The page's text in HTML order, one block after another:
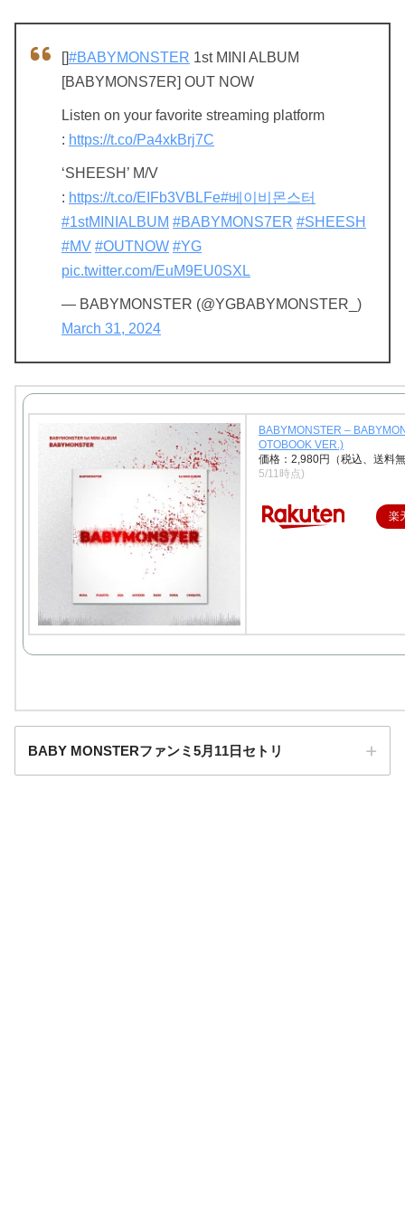
[]#BABYMONSTER 1st MINI ALBUM
[BABYMONS7ER] OUT NOW
Listen on your favorite streaming platform
: https://t.co/Pa4xkBrj7C
‘SHEESH’ M/V
: https://t.co/EIFb3VBLFe#베이비몬스터
#1stMINIALBUM #BABYMONS7ER #SHEESH
#MV #OUTNOW #YG
pic.twitter.com/EuM9EU0SXL
— BABYMONSTER (@YGBABYMONSTER_)
March 31, 2024
BABYMONSTER –
OTOBOOK VER.)
価格：2,980円（税込、送料
5/11時点)
楽
BABY MONSTERファンミ5月11日セトリ